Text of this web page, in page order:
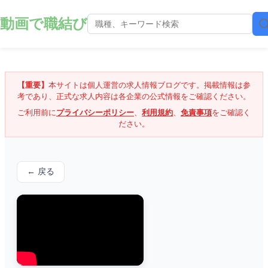
動画で職結び
【重要】 本サイトは個人運営の求人情報ブログです。掲載情報は参
考であり、正式な求人内容は各企業の公式情報をご確認ください。
ご利用前にプライバシーポリシー、 利用規約、 免責事項をご確認く
ださい。
← 戻る